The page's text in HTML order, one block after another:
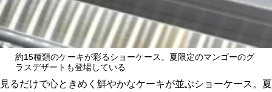
約15種類のケーキが彩るショーケース。夏限定のマンゴーのグ
ラスデザートも登場している
見るだけで心ときめく鮮やかなケーキが並ぶショーケース。夏